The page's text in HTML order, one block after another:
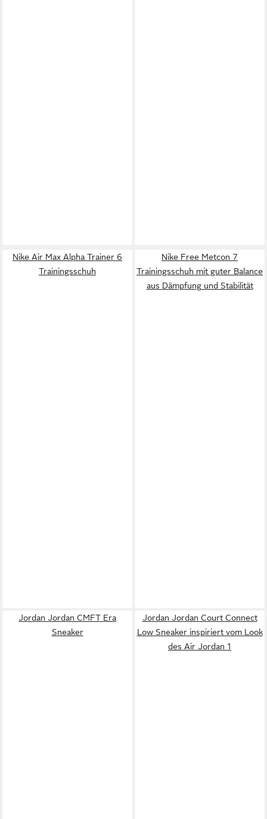
Nike Air Max Alpha Trainer 6
Trainingsschuh
Nike Free Metcon 7
Trainingsschuh mit guter Balance
aus Dämpfung und Stabilität
Jordan Jordan CMFT Era
Sneaker
Jordan Jordan Court Connect
Low Sneaker inspiriert vom Look
des Air Jordan 1